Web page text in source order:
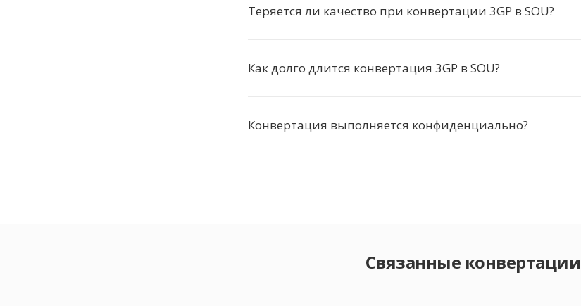
Теряется ли качество при конвертации 3GP в SOU?
Как долго длится конвертация 3GP в SOU?
Конвертация выполняется конфиденциально?
Связанные конвертации